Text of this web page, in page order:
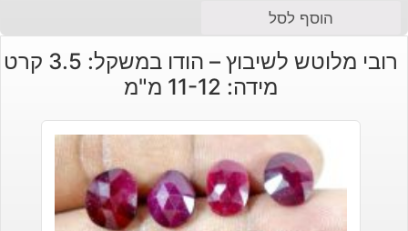
המקורי
היה:
הנוכחי
הוא:
הוסף לסל
רובי מלוטש לשיבוץ – הודו במשקל: 3.5 קרט
מידה: 11-12 מ"מ